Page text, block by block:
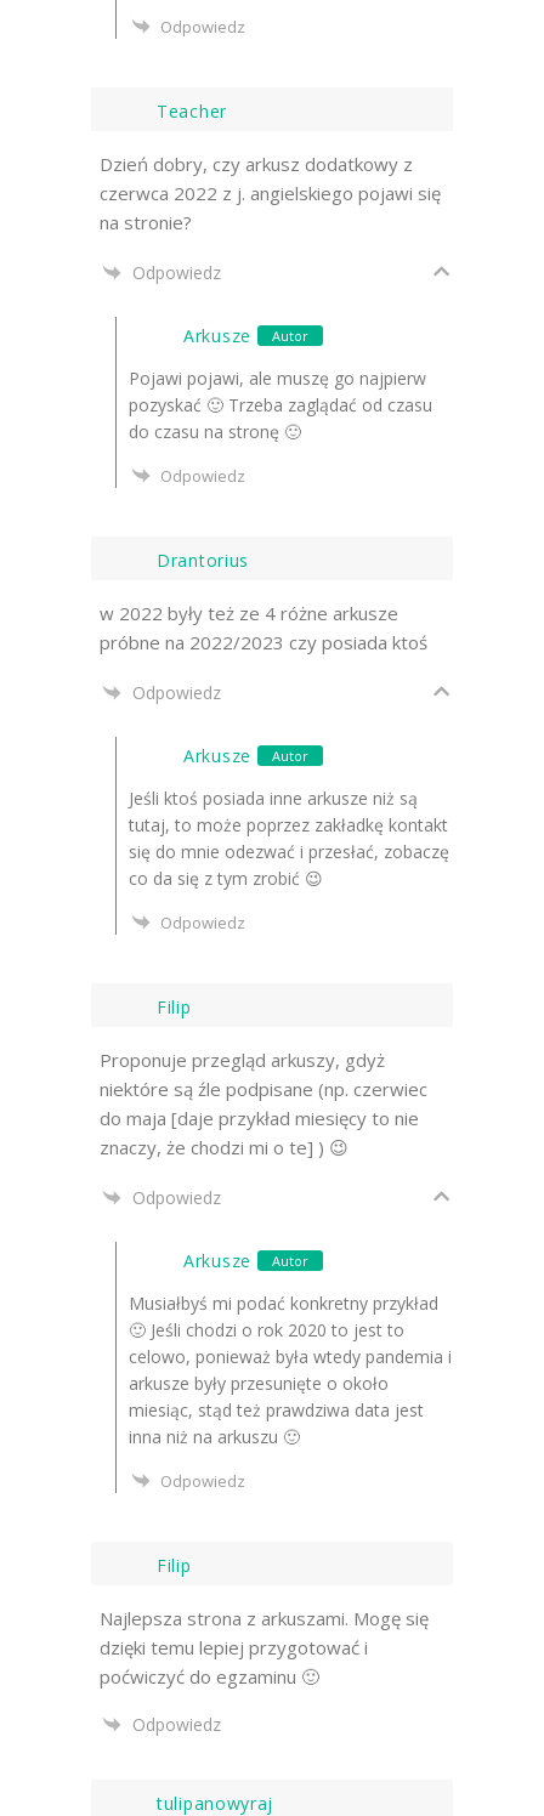
Odpowiedz
Teacher
Dzień dobry, czy arkusz dodatkowy z
czerwca 2022 z j. angielskiego pojawi się
na stronie?
Odpowiedz
Arkusze Autor
Pojawi pojawi, ale muszę go najpierw
pozyskać 🙂 Trzeba zaglądać od czasu
do czasu na stronę 🙂
Odpowiedz
Drantorius
w 2022 były też ze 4 różne arkusze
próbne na 2022/2023 czy posiada ktoś
Odpowiedz
Arkusze Autor
Jeśli ktoś posiada inne arkusze niż są
tutaj, to może poprzez zakładkę kontakt
się do mnie odezwać i przesłać, zobaczę
co da się z tym zrobić 😉
Odpowiedz
Filip
Proponuje przegląd arkuszy, gdyż
niektóre są źle podpisane (np. czerwiec
do maja [daje przykład miesięcy to nie
znaczy, że chodzi mi o te] ) 😉
Odpowiedz
Arkusze Autor
Musiałbyś mi podać konkretny przykład
🙂 Jeśli chodzi o rok 2020 to jest to
celowo, ponieważ była wtedy pandemia i
arkusze były przesunięte o około
miesiąc, stąd też prawdziwa data jest
inna niż na arkuszu 🙂
Odpowiedz
Filip
Najlepsza strona z arkuszami. Mogę się
dzięki temu lepiej przygotować i
poćwiczyć do egzaminu 🙂
Odpowiedz
tulipanowyraj